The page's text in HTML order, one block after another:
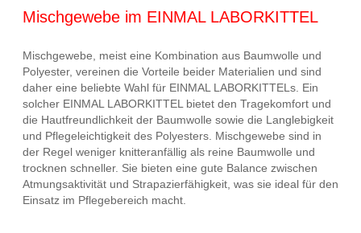
Mischgewebe im EINMAL LABORKITTEL
Mischgewebe, meist eine Kombination aus Baumwolle und
Polyester, vereinen die Vorteile beider Materialien und sind
daher eine beliebte Wahl für EINMAL LABORKITTELs. Ein
solcher EINMAL LABORKITTEL bietet den Tragekomfort und
die Hautfreundlichkeit der Baumwolle sowie die Langlebigkeit
und Pflegeleichtigkeit des Polyesters. Mischgewebe sind in
der Regel weniger knitteranfällig als reine Baumwolle und
trocknen schneller. Sie bieten eine gute Balance zwischen
Atmungsaktivität und Strapazierfähigkeit, was sie ideal für den
Einsatz im Pflegebereich macht.